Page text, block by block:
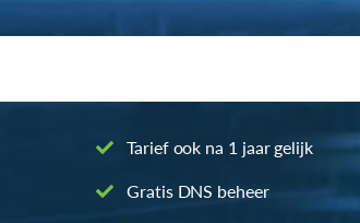
Tarief ook na 1 jaar gelijk
Gratis DNS beheer